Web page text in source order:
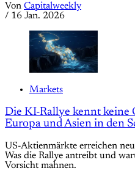
Von Capitalweekly
/ 16 Jan. 2026
Markets
Die KI-Rallye kennt keine
Europa und Asien in den
US-Aktienmärkte erreichen
Was die Rallye antreibt und
Vorsicht mahnen.